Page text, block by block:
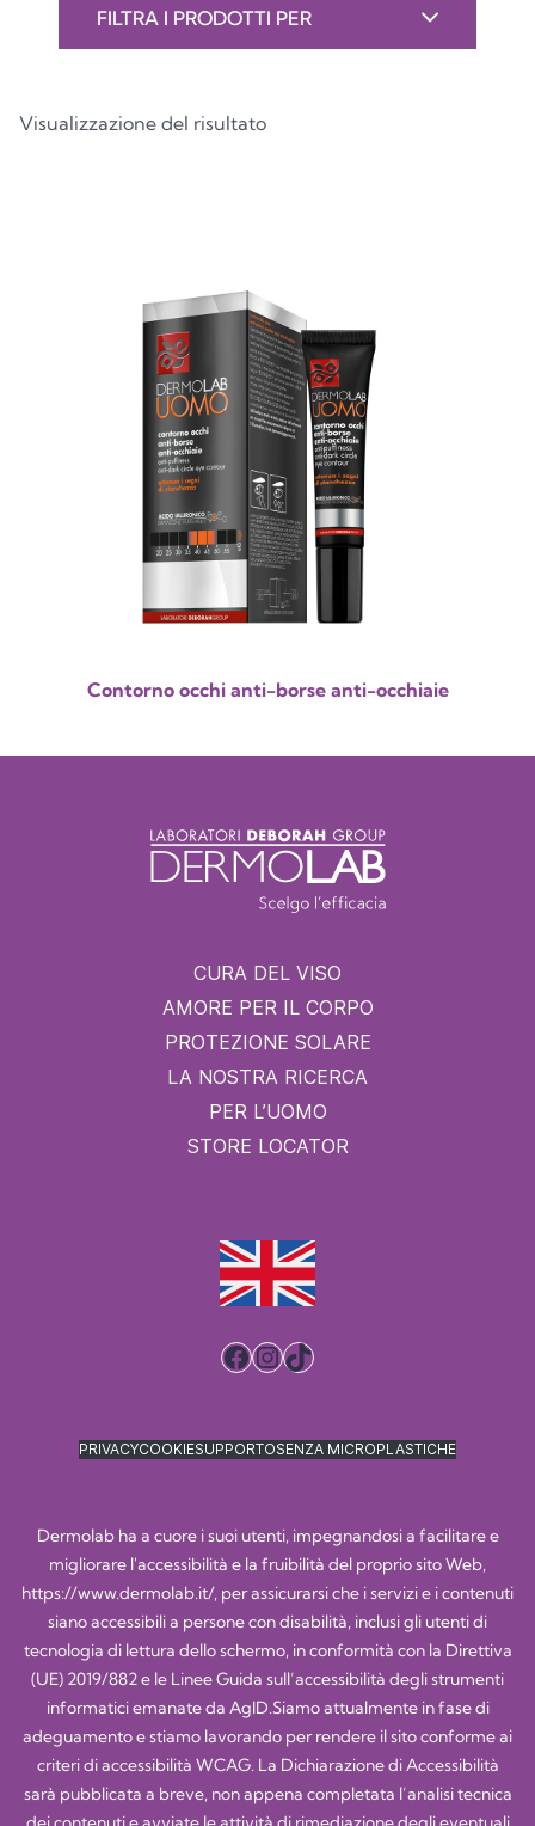
FILTRA I PRODOTTI PER
Visualizzazione del risultato
Contorno occhi anti-borse anti-occhiaie
CURA DEL VISO
AMORE PER IL CORPO
PROTEZIONE SOLARE
LA NOSTRA RICERCA
PER L’UOMO
STORE LOCATOR
Facebook
Instagram
TikTok
PRIVACYCOOKIESUPPORTOSENZA MICROPLASTICHE
Dermolab ha a cuore i suoi utenti, impegnandosi a facilitare e
migliorare l'accessibilità e la fruibilità del proprio sito Web,
https://www.dermolab.it/, per assicurarsi che i servizi e i contenuti
siano accessibili a persone con disabilità, inclusi gli utenti di
tecnologia di lettura dello schermo, in conformità con la Direttiva
(UE) 2019/882 e le Linee Guida sull’accessibilità degli strumenti
informatici emanate da AgID.Siamo attualmente in fase di
adeguamento e stiamo lavorando per rendere il sito conforme ai
criteri di accessibilità WCAG. La Dichiarazione di Accessibilità
sarà pubblicata a breve, non appena completata l’analisi tecnica